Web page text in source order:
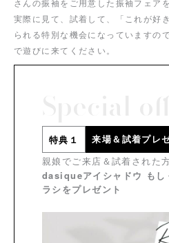
さんの振袖をご用意した振袖フェア
実際に見て、試着して、「これが好
られる特別な機会になっていますの
で遊びに来てください。
特典１
来場＆試着プレ
親娘でご来店＆試着された
dasiqueアイシャドウ もし
ラシをプレゼント